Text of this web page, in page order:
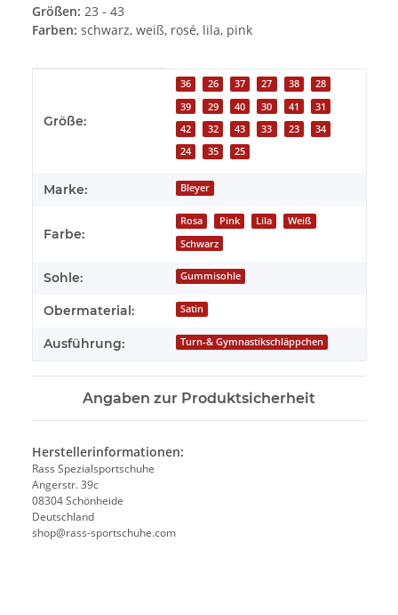
Größen: 23 - 43
Farben: schwarz, weiß, rosé, lila, pink
Größe:
36 26 37 27 38
28
39
29 40 30 41
31
42
32 43 33 23
34
24
35 25
Marke: Bleyer
Farbe:
Rosa Pink Lila
Weiß
Schwarz
Sohle: Gummisohle
Obermaterial: Satin
Ausführung: Turn-& Gymnastikschläppchen
Angaben zur Produktsicherheit
Herstellerinformationen:
Rass Spezialsportschuhe
Angerstr. 39c
08304 Schönheide
Deutschland
shop@rass-sportschuhe.com